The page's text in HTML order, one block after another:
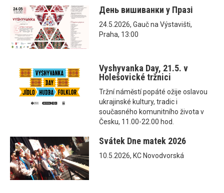
День вишиванки у Празі
24.5.2026, Gauč na Výstavišti,
Praha, 13:00
Vyshyvanka Day, 21.5. v
Holešovické tržnici
Tržní náměstí popáté ožije oslavou
ukrajinské kultury, tradic i
současného komunitního života v
Česku, 11.00-22.00 hod.
Svátek Dne matek 2026
10.5.2026, KC Novodvorská